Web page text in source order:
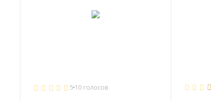
5 10 голосов